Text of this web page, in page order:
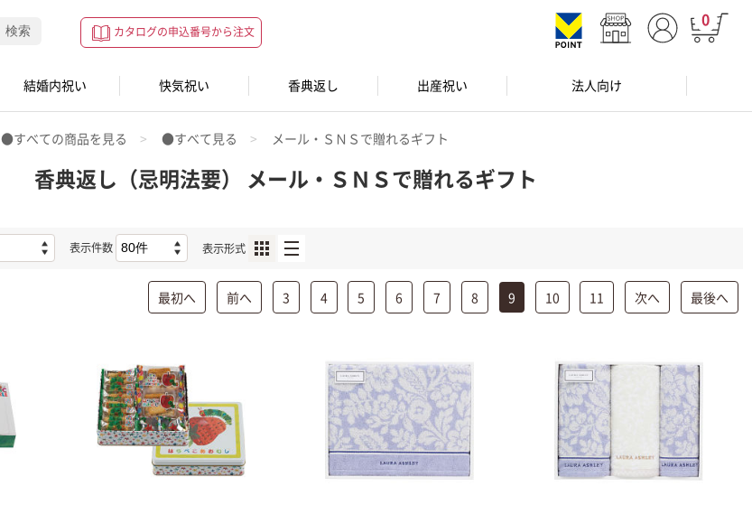
0
カタログの申込番号から注文
検索
結婚内祝い 快気祝い 香典返し 出産祝い 法人向け
●すべての商品を見る ●すべて見る メール・ＳＮＳで贈れるギフト
香典返し（忌明法要） メール・ＳＮＳで贈れるギフト
表示件数 表示形式
最初へ 前へ 3 4 5 6 7 8 9 10 11 次へ 最後へ